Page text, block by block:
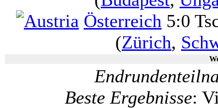
Österreich 5:0
(Zürich,
Beste Ergebnisse: